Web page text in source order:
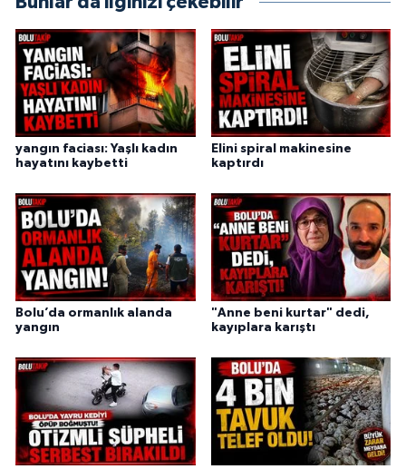
yangın faciası: Yaşlı kadın
hayatını kaybetti
Elini spiral makinesine
kaptırdı
Bolu’da ormanlık alanda
yangın
"Anne beni kurtar" dedi,
kayıplara karıştı